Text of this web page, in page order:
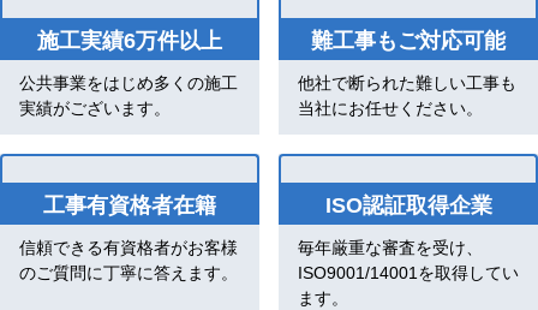
施工実績6万件以上
公共事業をはじめ多くの施工
実績がございます。
難工事もご対応可能
他社で断られた難しい工事も
当社にお任せください。
工事有資格者在籍
信頼できる有資格者がお客様
のご質問に丁寧に答えます。
ISO認証取得企業
毎年厳重な審査を受け、
ISO9001/14001を取得してい
ます。